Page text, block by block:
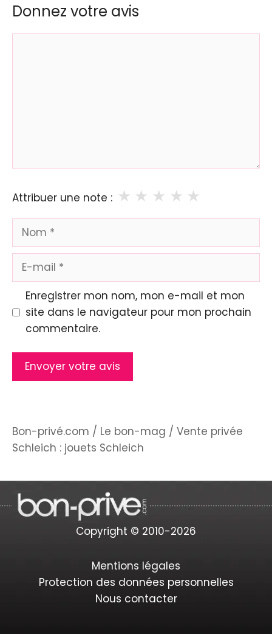
Donnez votre avis
Attribuer une note : ★
★
★
★
★
Nom
Enregistrer mon nom, mon e-mail et mon
site dans le navigateur pour mon prochain
commentaire.
Bon-privé.com / Le bon-mag / Vente privée
Schleich : jouets Schleich
Copyright © 2010-2026
Mentions légales
Protection des données personnelles
Nous contacter